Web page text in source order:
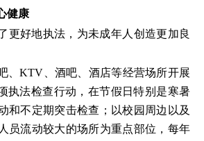
健康
更好地执法，为未成年人创造更加良
、KTV、酒吧、酒店等经营场所开展
执法检查行动，在节假日特别是寒暑
和不定期突击检查；以校园周边以及
员流动较大的场所为重点部位，每年